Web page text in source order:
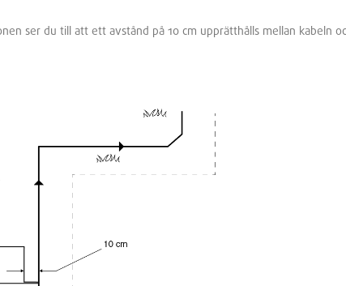
ser du till att ett avstånd på 10 cm upprätthålls mellan kabeln